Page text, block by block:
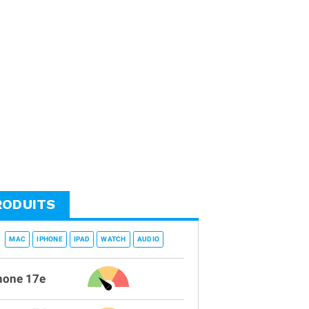
MAC IPHONE IPAD WATCH AUDIO
17e